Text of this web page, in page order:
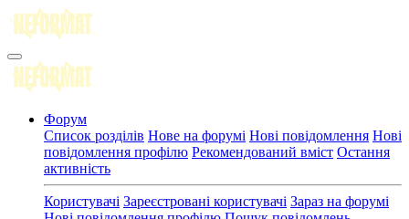
Форум
Список розділів Нове на форумі Нові повідомлення Нові
повідомлення профілю Рекомендований вміст Остання
активність
Користувачі Зареєстровані користувачі Зараз на форумі